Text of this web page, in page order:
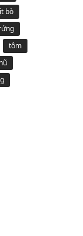
bò
tôm